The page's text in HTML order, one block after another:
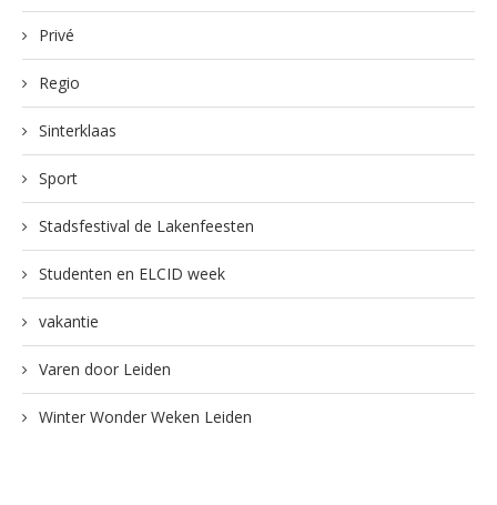
Privé
Regio
Sinterklaas
Sport
Stadsfestival de Lakenfeesten
Studenten en ELCID week
vakantie
Varen door Leiden
Winter Wonder Weken Leiden